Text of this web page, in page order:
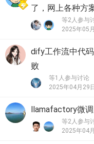
了，网上各种方
等2人参与
2025年05
dify工作流中代
败
等1人参与讨论
2025年04月29
llamafactory微
等2人参与
2025年04